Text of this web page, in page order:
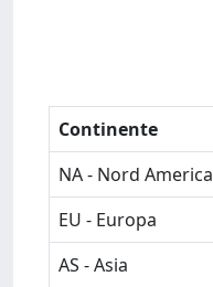
Continente
NA - Nord America
EU - Europa
AS - Asia